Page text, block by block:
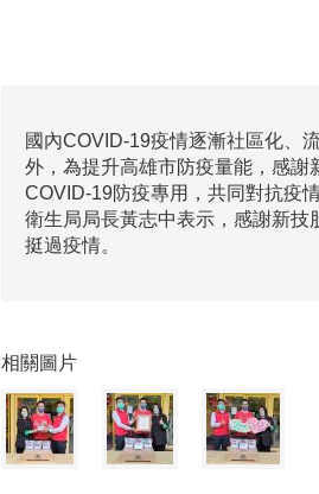
國內COVID-19疫情逐漸社區化、
外，為提升高雄市防疫量能，感
COVID-19防疫專用，共同對抗疫
衛生局局長黃志中表示，感謝新
挺過疫情。
相關圖片